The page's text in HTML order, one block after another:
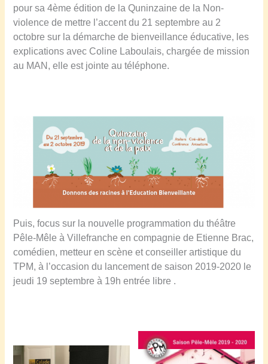
pour sa 4ème édition de la Quninzaine de la Non-
violence de mettre l’accent du 21 septembre au 2
octobre sur la démarche de bienveillance éducative, les
explications avec Coline Laboulais, chargée de mission
au MAN, elle est jointe au téléphone.
Puis, focus sur la nouvelle programmation du théâtre
Pêle-Mêle à Villefranche en compagnie de Etienne Brac,
comédien, metteur en scène et conseiller artistique du
TPM, à l’occasion du lancement de saison 2019-2020 le
jeudi 19 septembre à 19h entrée libre .